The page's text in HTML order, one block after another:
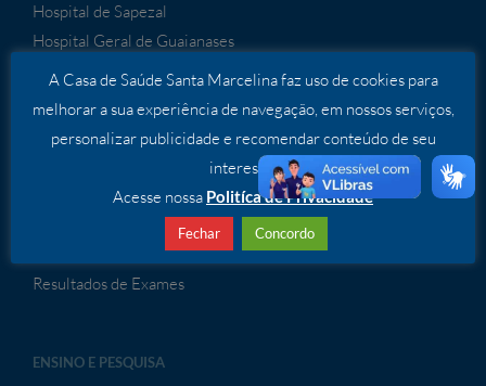
Hospital de Sapezal
Hospital Geral de Guaianases
SERVIÇOS
ATENDIMENTO À CONVÊNIOS
Atendimento a Convênios
Resultados de Exames
ENSINO E PESQUISA
A Casa de Saúde Santa Marcelina faz uso de cookies para
melhorar a sua experiência de navegação, em nossos serviços,
personalizar publicidade e recomendar conteúdo de seu
interesse.
Acesse nossa Politíca de Privacidade
Fechar Concordo